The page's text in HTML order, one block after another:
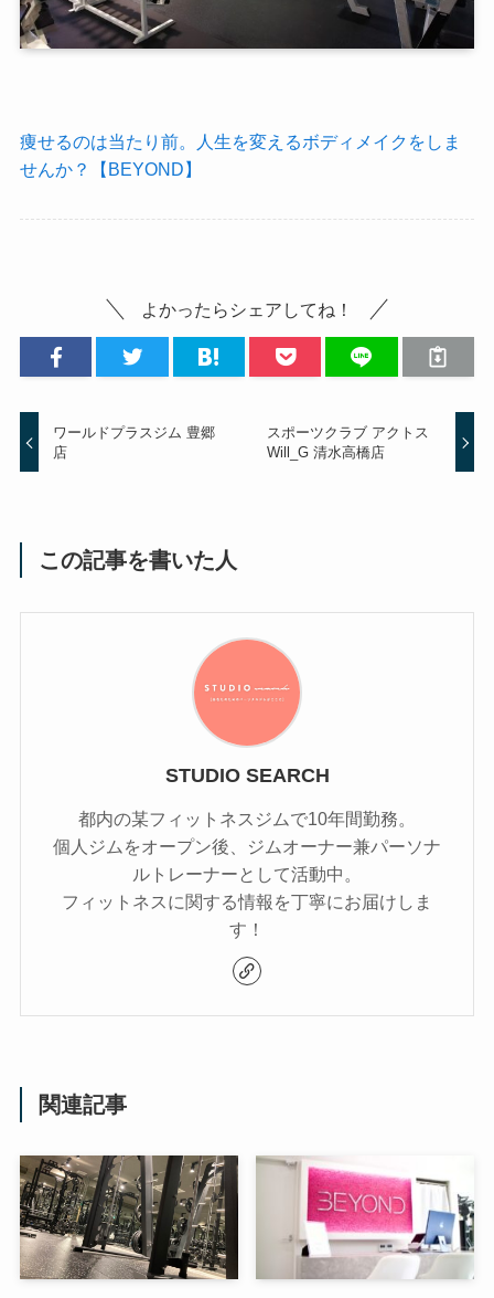
痩せるのは当たり前。人生を変えるボディメイクをしま
せんか？【BEYOND】
よかったらシェアしてね！
ワールドプラスジム 豊郷
店
スポーツクラブ アクトス
Will_G 清水高橋店
この記事を書いた人
STUDIO SEARCH
都内の某フィットネスジムで10年間勤務。
個人ジムをオープン後、ジムオーナー兼パーソナ
ルトレーナーとして活動中。
フィットネスに関する情報を丁寧にお届けしま
す！
関連記事